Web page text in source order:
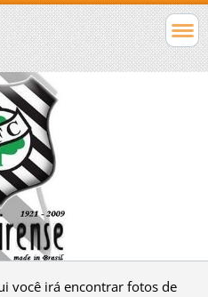
você irá encontrar fotos de